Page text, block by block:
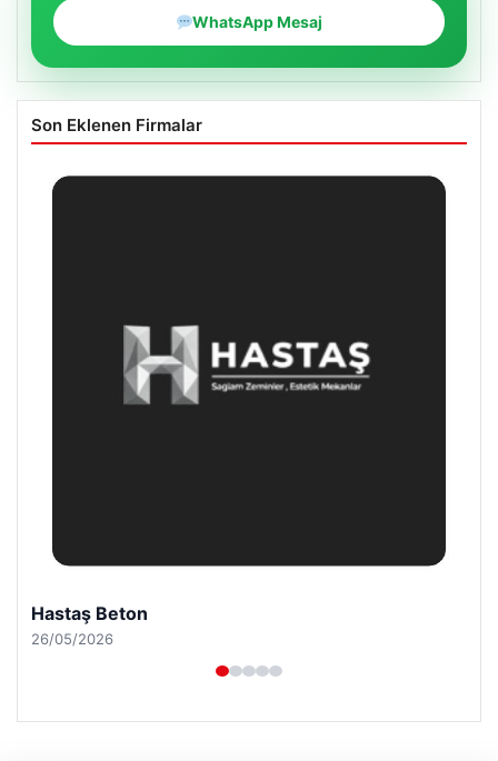
WhatsApp Mesaj
Son Eklenen Firmalar
Enes Kaplan Avukatlık Bürosu
28/04/2026